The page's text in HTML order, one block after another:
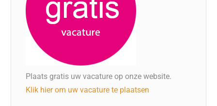
Plaats gratis uw vacature op onze website.
Klik hier om uw vacature te plaatsen